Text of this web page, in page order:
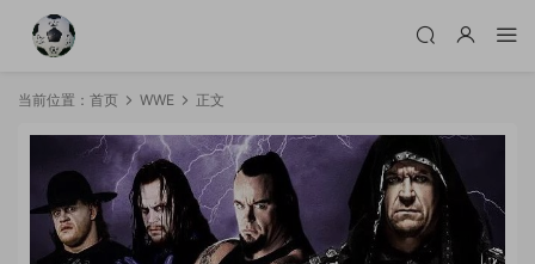
当前位置： 首页 WWE 正文